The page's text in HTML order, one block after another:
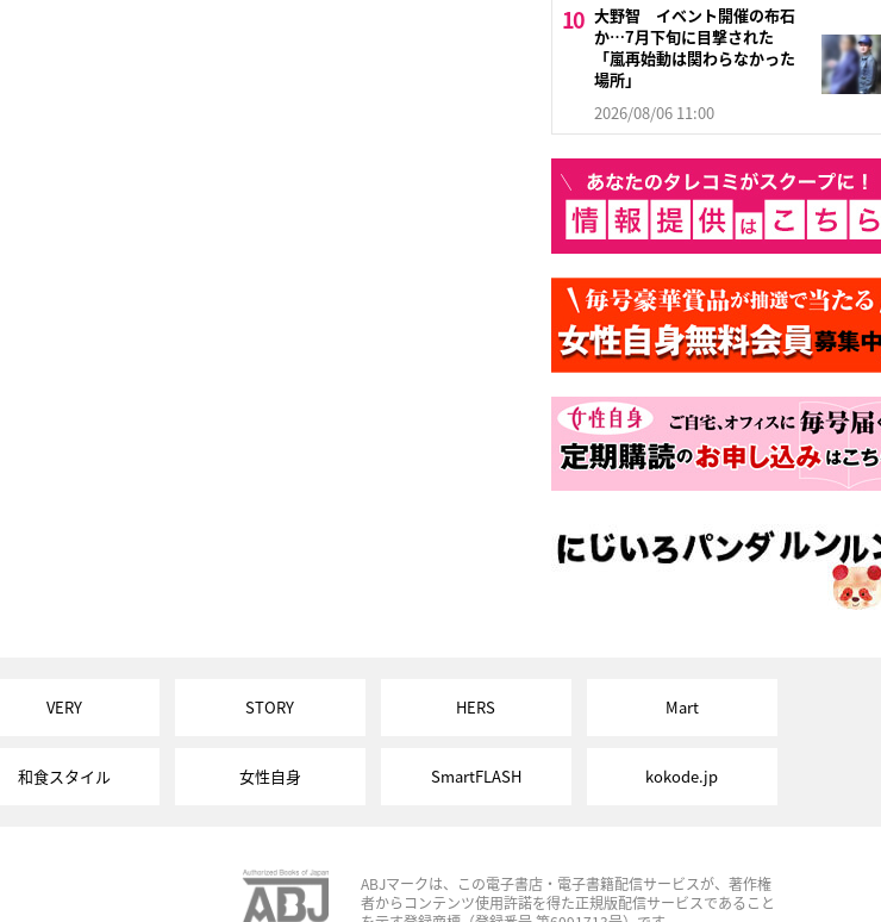
大野智 イベント開催の布石
か…7月下旬に目撃された
「嵐再始動は関わらなかった
場所」
2026/08/06 11:00
VERY STORY HERS Mart
和食スタイル 女性自身 SmartFLASH kokode.jp
ABJマークは、この電子書店・電子書籍配信サービスが、著作権
者からコンテンツ使用許諾を得た正規版配信サービスであること